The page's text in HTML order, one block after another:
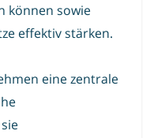
können sowie
effektiv stärken.
eine zentrale